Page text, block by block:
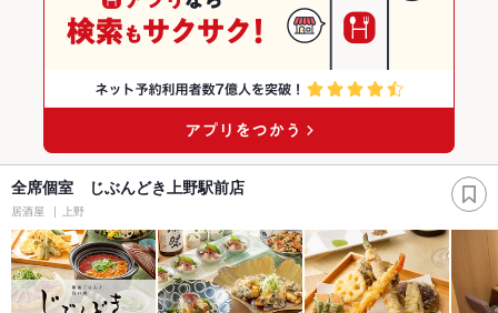
全席個室 じぶんどき上野駅前店
居酒屋 上野